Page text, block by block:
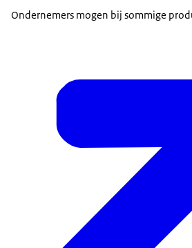
Ondernemers mogen bij sommige